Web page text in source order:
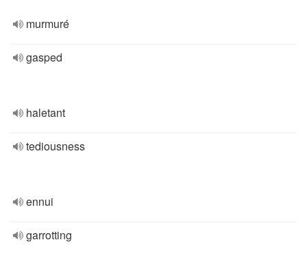
murmuré
gasped
haletant
tediousness
ennui
garrotting